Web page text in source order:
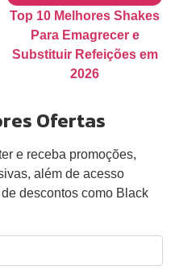
Top 10 Melhores Shakes
Para Emagrecer e
Substituir Refeições em
2026
Ofertas
e receba promoções,
além de acesso
descontos como Black